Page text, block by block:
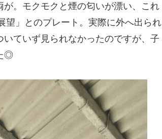
。モクモクと煙の匂いが漂い、これ
望」とのプレート。実際に外へ出られ
ていず見られなかったのですが、子
◎